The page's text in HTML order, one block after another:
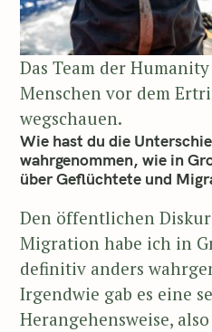
Das Team der
Menschen vor dem
wegschauen.
Wie hast du die
wahrgenommen, wie in
über Geflüchtete und
Den öffentlichen
Migration habe ich in
definitiv anders
Irgendwie gab es eine
Herangehensweise,